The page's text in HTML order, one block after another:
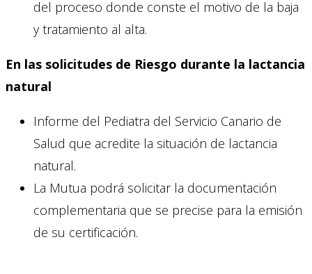
del proceso donde conste el motivo de la baja
y tratamiento al alta.
En las solicitudes de Riesgo durante la lactancia
natural
Informe del Pediatra del Servicio Canario de
Salud que acredite la situación de lactancia
natural.
La Mutua podrá solicitar la documentación
complementaria que se precise para la emisión
de su certificación.